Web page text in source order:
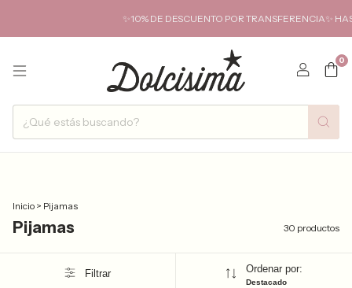
✨10% DE DESCUENTO POR TRANSFERENCIA✨ HASTA 6
0
Inicio > Pijamas
Pijamas 30 productos
Filtrar Ordenar por:
Destacado